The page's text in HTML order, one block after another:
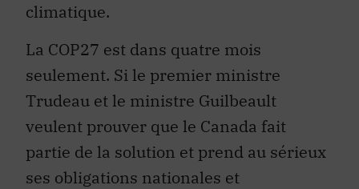
climatique.
La COP27 est dans quatre mois
seulement. Si le premier ministre
Trudeau et le ministre Guilbeault
veulent prouver que le Canada fait
partie de la solution et prend au sérieux
ses obligations nationales et